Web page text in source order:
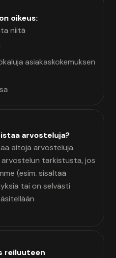
oikeus:
niitä
asiakaskokemuksen
arvosteluja?
aitoja arvosteluja.
tarkistusta, jos
(esim. sisältää
tai on selvästi
reiluuteen